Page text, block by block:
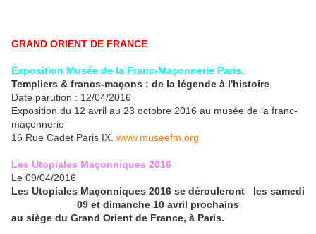
GRAND ORIENT DE FRANCE
Exposition Musée de la Franc-Maçonnerie Paris.
Templiers & francs-maçons : de la légende à l'histoire
Date parution : 12/04/2016
Exposition du 12 avril au 23 octobre 2016 au musée de la franc-
maçonnerie
16 Rue Cadet Paris IX. www.museefm.org
Les Utopiales Maçonniques 2016
Le 09/04/2016
Les Utopiales Maçonniques 2016 se dérouleront les samedi
09 et dimanche 10 avril prochains
au siège du Grand Orient de France, à Paris.